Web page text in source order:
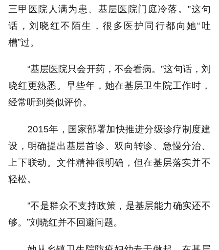
三甲医院人满为患、基层医院门庭冷落。”这句
话，刘晓红不陌生，很多医护同行都向她“吐
槽”过。
“基层医院只会开药，不会看病。”这句话，刘
晓红更熟悉。早些年，她在基层卫生院工作时，
经常听到类似评价。
2015年，国家部署加快推进分级诊疗制度建
设，明确提出基层首诊、双向转诊、急慢分治、
上下联动。文件精神很明确，但在基层落实并不
轻松。
“不是群众不支持政策，是基层能力确实还不
够。”刘晓红并不回避问题。